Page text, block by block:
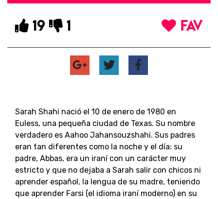
19 1 FAV
Sarah Shahi nació el 10 de enero de 1980 en
Euless, una pequeña ciudad de Texas. Su nombre
verdadero es Aahoo Jahansouzshahi. Sus padres
eran tan diferentes como la noche y el día: su
padre, Abbas, era un iraní con un carácter muy
estricto y que no dejaba a Sarah salir con chicos ni
aprender español, la lengua de su madre, teniendo
que aprender Farsi (el idioma iraní moderno) en su